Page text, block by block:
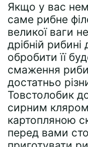
Якщо у вас
саме рибне
великої ваги
дрібній рибині
обробити її
смаження
достатньо
Товстолобик
сирним
картопляною
перед вами